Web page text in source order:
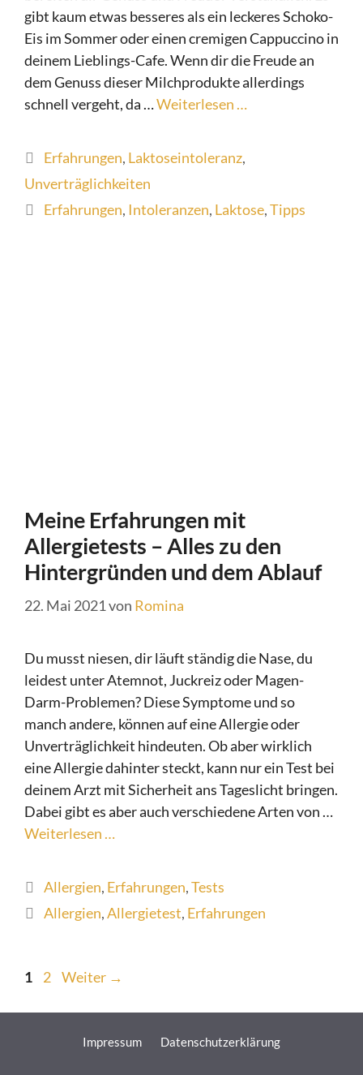
gibt kaum etwas besseres als ein leckeres Schoko-
Eis im Sommer oder einen cremigen Cappuccino in
deinem Lieblings-Cafe. Wenn dir die Freude an
dem Genuss dieser Milchprodukte allerdings
schnell vergeht, da …Weiterlesen …
Kategorien
Erfahrungen, Laktoseintoleranz,
Unverträglichkeiten
Schlagwörter
Erfahrungen, Intoleranzen, Laktose,Tipps
Meine Erfahrungen mit
Allergietests – Alles zu den
Hintergründen und dem Ablauf
22. Mai 2021von Romina
Du musst niesen, dir läuft ständig die Nase, du
leidest unter Atemnot, Juckreiz oder Magen-
Darm-Problemen? Diese Symptome und so
manch andere, können auf eine Allergie oder
Unverträglichkeit hindeuten. Ob aber wirklich
eine Allergie dahinter steckt, kann nur ein Test bei
deinem Arzt mit Sicherheit ans Tageslicht bringen.
Dabei gibt es aber auch verschiedene Arten von …
Weiterlesen …
Kategorien
Allergien, Erfahrungen,Tests
Schlagwörter
Allergien,Allergietest, Erfahrungen
Seite
1 Seite
2 Weiter →
Impressum Datenschutzerklärung